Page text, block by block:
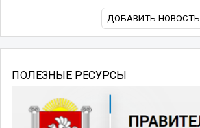
ДОБАВИТЬ НОВОСТЬ
ПОЛЕЗНЫЕ РЕСУРСЫ